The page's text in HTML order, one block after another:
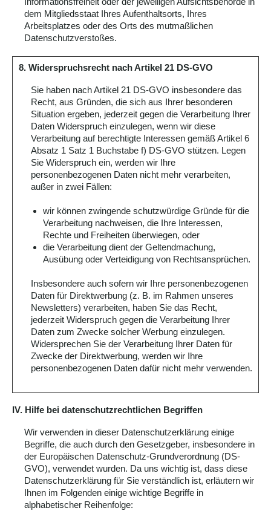
dem Mitgliedsstaat Ihres Aufenthaltsorts, Ihres
Arbeitsplatzes oder des Orts des mutmaßlichen
Datenschutzverstoßes.
8. Widerspruchsrecht nach Artikel 21 DS-GVO
Sie haben nach Artikel 21 DS-GVO insbesondere das
Recht, aus Gründen, die sich aus Ihrer besonderen
Situation ergeben, jederzeit gegen die Verarbeitung Ihrer
Daten Widerspruch einzulegen, wenn wir diese
Verarbeitung auf berechtigte Interessen gemäß Artikel 6
Absatz 1 Satz 1 Buchstabe f) DS-GVO stützen. Legen
Sie Widerspruch ein, werden wir Ihre
personenbezogenen Daten nicht mehr verarbeiten,
außer in zwei Fällen:
wir können zwingende schutzwürdige Gründe für die
Verarbeitung nachweisen, die Ihre Interessen,
Rechte und Freiheiten überwiegen, oder
die Verarbeitung dient der Geltendmachung,
Ausübung oder Verteidigung von Rechtsansprüchen.
Insbesondere auch sofern wir Ihre personenbezogenen
Daten für Direktwerbung (z. B. im Rahmen unseres
Newsletters) verarbeiten, haben Sie das Recht,
jederzeit Widerspruch gegen die Verarbeitung Ihrer
Daten zum Zwecke solcher Werbung einzulegen.
Widersprechen Sie der Verarbeitung Ihrer Daten für
Zwecke der Direktwerbung, werden wir Ihre
personenbezogenen Daten dafür nicht mehr verwenden.
IV. Hilfe bei datenschutzrechtlichen Begriffen
Wir verwenden in dieser Datenschutzerklärung einige
Begriffe, die auch durch den Gesetzgeber, insbesondere in
der Europäischen Datenschutz-Grundverordnung (DS-
GVO), verwendet wurden. Da uns wichtig ist, dass diese
Datenschutzerklärung für Sie verständlich ist, erläutern wir
Ihnen im Folgenden einige wichtige Begriffe in
alphabetischer Reihenfolge: